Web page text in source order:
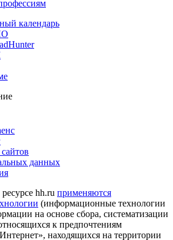
календарь
данных
hh.ru применяются
(информационные технологии
на основе сбора, систематизации
к предпочтениям
находящихся на территории